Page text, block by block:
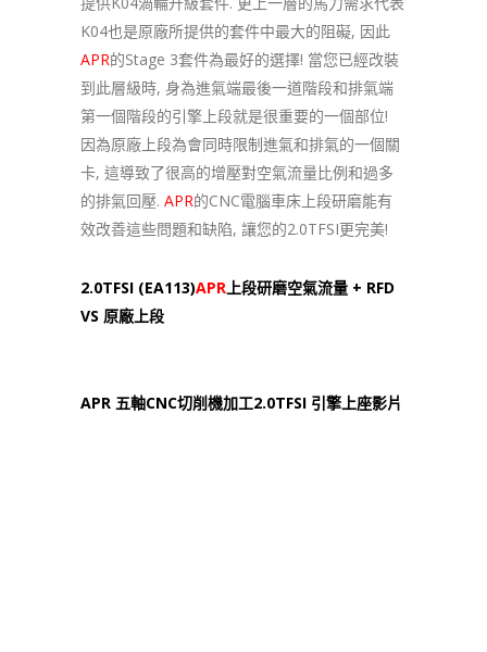
K04也是原廠所提供的套件中最大的阻礙, 因此
APR的Stage 3套件為最好的選擇! 當您已經改裝
到此層級時, 身為進氣端最後一道階段和排氣端
第一個階段的引擎上段就是很重要的一個部位!
因為原廠上段為會同時限制進氣和排氣的一個關
卡, 這導致了很高的增壓對空氣流量比例和過多
的排氣回壓. APR的CNC電腦車床上段研磨能有
效改善這些問題和缺陷, 讓您的2.0TFSI更完美!
2.0TFSI (EA113)APR上段研磨空氣流量 + RFD
VS 原廠上段
APR 五軸CNC切削機加工2.0TFSI 引擎上座影片